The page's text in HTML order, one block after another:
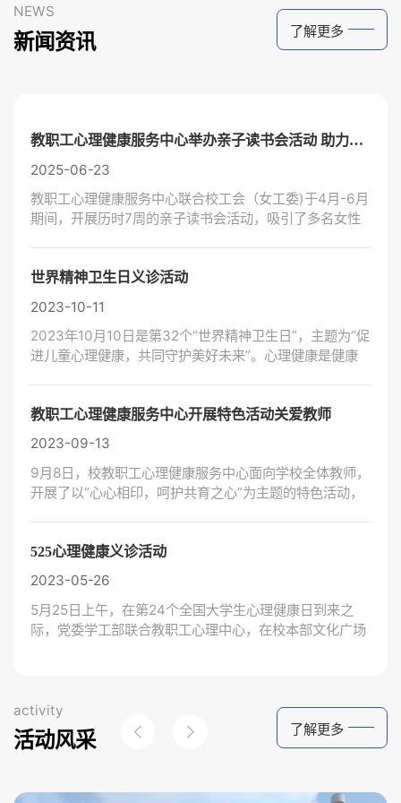
NEWS
新闻资讯 了解更多
教职工心理健康服务中心举办亲子读书会活动 助力构建和谐家庭关系
2025-06-23
教职工心理健康服务中心联合校工会（女工委)于4月-6月
期间，开展历时7周的亲子读书会活动，吸引了多名女性
世界精神卫生日义诊活动
2023-10-11
2023年10月10日是第32个“世界精神卫生日”，主题为“促
进儿童心理健康，共同守护美好未来”。心理健康是健康
请精神卫生与心理科学学院朱春燕教授、张蕾教授、徐泉
博士，合肥四院心理治疗师高超，精神科医生裴杨柳为师
生们提供心理义诊服务。
教职工心理健康服务中心开展特色活动关爱教师
2023-09-13
9月8日，校教职工心理健康服务中心面向学校全体教师，
开展了以“心心相印，呵护共育之心”为主题的特色活动，
525心理健康义诊活动
2023-05-26
5月25日上午，在第24个全国大学生心理健康日到来之
际，党委学工部联合教职工心理中心，在校本部文化广场
我。
activity
活动风采 了解更多